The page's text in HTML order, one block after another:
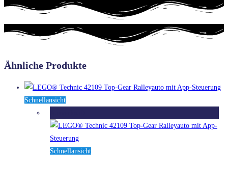
Ähnliche Produkte
Schnellansicht
Schnellansicht